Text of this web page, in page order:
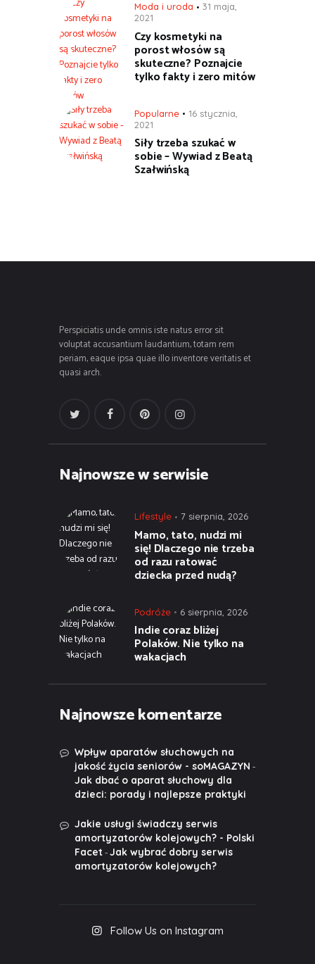
Moda i uroda
31 maja,
2021
Czy kosmetyki na
porost włosów są
skuteczne? Poznajcie
tylko fakty i zero mitów
Popularne
16 stycznia,
2021
Siły trzeba szukać w
sobie – Wywiad z Beatą
Szałwińską
Perspiciatis unde omnis iste natus error sit
voluptat accusantium laudantium, totam rem
periam, eaque ipsa quae illo inventore veritatis et
quasi arch.
Najnowsze w serwisie
Lifestyle 7 sierpnia, 2026
Mamo, tato, nudzi mi
się! Dlaczego nie trzeba
od razu ratować
dziecka przed nudą?
Podróże 6 sierpnia, 2026
Indie coraz bliżej
Polaków. Nie tylko na
wakacjach
Najnowsze komentarze
Wpływ aparatów słuchowych na
jakość życia seniorów - soMAGAZYN -
Jak dbać o aparat słuchowy dla
dzieci: porady i najlepsze praktyki
Jakie usługi świadczy serwis
amortyzatorów kolejowych? - Polski
Facet-Jak wybrać dobry serwis
amortyzatorów kolejowych?
Follow Us on Instagram